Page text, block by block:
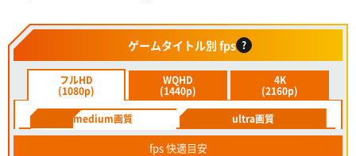
ゲームタイトル別 fps ?
フルHD
(1080p)
WQHD
(1440p)
4K
(2160p)
medium画質
ultra画質
fps 快適目安